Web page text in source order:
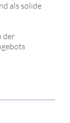
als solide
der